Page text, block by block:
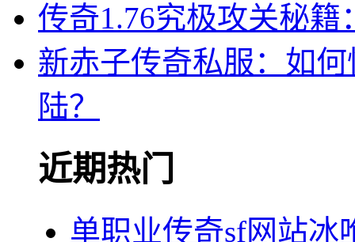
传奇1.76究极攻关秘
新赤子传奇私服：如
陆？
近期热门
单职业传奇sf网站冰